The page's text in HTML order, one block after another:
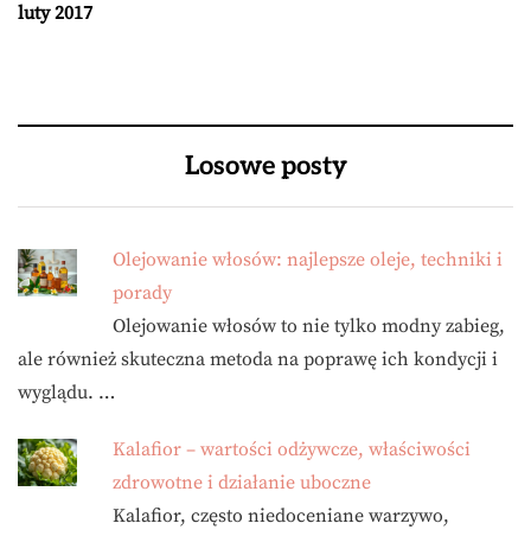
luty 2017
Losowe posty
Olejowanie włosów: najlepsze oleje, techniki i
porady
Olejowanie włosów to nie tylko modny zabieg,
ale również skuteczna metoda na poprawę ich kondycji i
wyglądu. …
Kalafior – wartości odżywcze, właściwości
zdrowotne i działanie uboczne
Kalafior, często niedoceniane warzywo,